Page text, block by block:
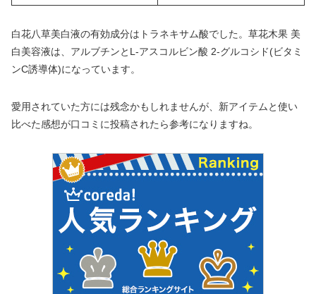
白花八草美白液の有効成分はトラネキサム酸でした。草花木果 美
白美容液は、アルブチンとL-アスコルビン酸 2-グルコシド(ビタミ
ンC誘導体)になっています。
愛用されていた方には残念かもしれませんが、新アイテムと使い
比べた感想が口コミに投稿されたら参考になりますね。